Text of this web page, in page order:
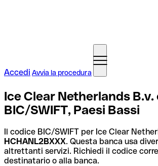
Accedi Avvia la procedura
Ice Clear Netherlands B.v.
BIC/SWIFT, Paesi Bassi
Il codice BIC/SWIFT per Ice Clear
HCHANL2BXXX. Questa banca usa
altrettanti servizi. Richiedi il codice
destinatario o alla banca.